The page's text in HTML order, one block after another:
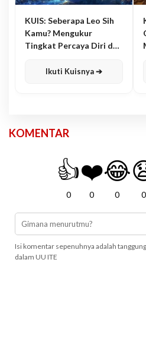
KUIS: Seberapa Leo Sih
Kamu? Mengukur
Tingkat Percaya Diri dan
Ikuti Kuisnya ➔
KOMENTAR
👍
0
❤️
0
😂
0 0
Isi komentar sepenuhnya adalah
dalam UU ITE